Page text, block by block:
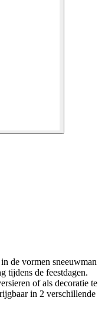
de vormen sneeuwman
tijdens de feestdagen.
of als decoratie te
in 2 verschillende